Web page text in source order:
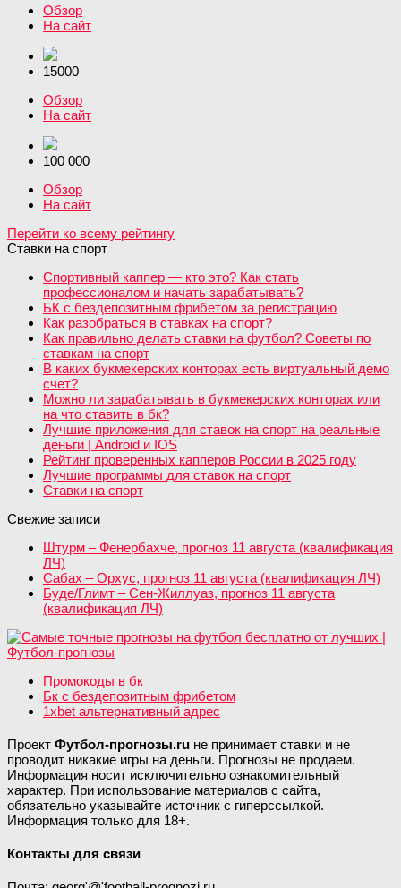
Обзор
На сайт
15000
Обзор
На сайт
100 000
Обзор
На сайт
Перейти ко всему рейтингу
Ставки на спорт
Спортивный каппер — кто это? Как стать
профессионалом и начать зарабатывать?
БК с бездепозитным фрибетом за регистрацию
Как разобраться в ставках на спорт?
Как правильно делать ставки на футбол? Советы по
ставкам на спорт
В каких букмекерских конторах есть виртуальный демо
счет?
Можно ли зарабатывать в букмекерских конторах или
на что ставить в бк?
Лучшие приложения для ставок на спорт на реальные
деньги | Android и IOS
Рейтинг проверенных капперов России в 2025 году
Лучшие программы для ставок на спорт
Ставки на спорт
Свежие записи
Штурм – Фенербахче, прогноз 11 августа (квалификация
ЛЧ)
Сабах – Орхус, прогноз 11 августа (квалификация ЛЧ)
Буде/Глимт – Сен-Жиллуаз, прогноз 11 августа
(квалификация ЛЧ)
Промокоды в бк
Бк с бездепозитным фрибетом
1xbet альтернативный адрес
Проект Футбол-прогнозы.ru не принимает ставки и не
проводит никакие игры на деньги. Прогнозы не продаем.
Информация носит исключительно ознакомительный
характер. При использование материалов с сайта,
обязательно указывайте источник с гиперссылкой.
Информация только для 18+.
Контакты для связи